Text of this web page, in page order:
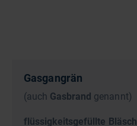
Gasgangrän
(auch Gasbrand genannt)
flüssigkeitsgefüllte